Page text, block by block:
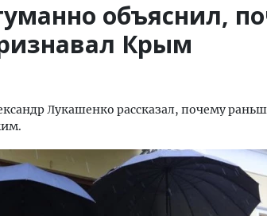
объяснил,
Крым
Лукашенко рассказал, почему